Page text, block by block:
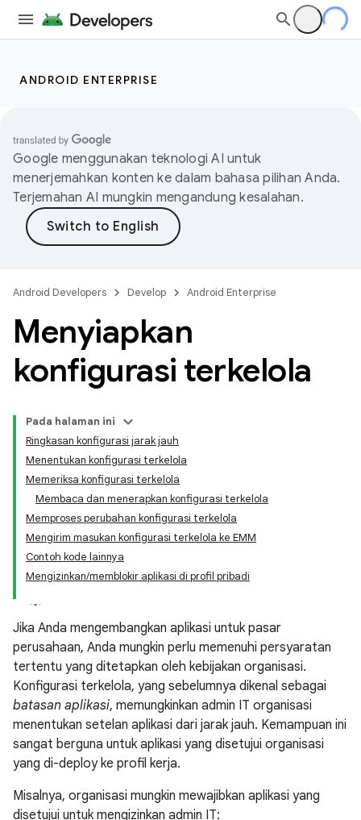
ANDROID ENTERPRISE
Google menggunakan teknologi AI untuk
menerjemahkan konten ke dalam bahasa pilihan Anda.
Terjemahan AI mungkin mengandung kesalahan.
Android Developers Develop Android Enterprise
Menyiapkan
konfigurasi terkelola
Pada halaman ini
Ringkasan konfigurasi jarak jauh
Menentukan konfigurasi terkelola
Memeriksa konfigurasi terkelola
Membaca dan menerapkan konfigurasi terkelola
Memproses perubahan konfigurasi terkelola
Mengirim masukan konfigurasi terkelola ke EMM
Contoh kode lainnya
Mengizinkan/memblokir aplikasi di profil pribadi
Jika Anda mengembangkan aplikasi untuk pasar
perusahaan, Anda mungkin perlu memenuhi persyaratan
tertentu yang ditetapkan oleh kebijakan organisasi.
Konfigurasi terkelola, yang sebelumnya dikenal sebagai
batasan aplikasi, memungkinkan admin IT organisasi
menentukan setelan aplikasi dari jarak jauh. Kemampuan ini
sangat berguna untuk aplikasi yang disetujui organisasi
yang di-deploy ke profil kerja.
Misalnya, organisasi mungkin mewajibkan aplikasi yang
disetujui untuk mengizinkan admin IT: